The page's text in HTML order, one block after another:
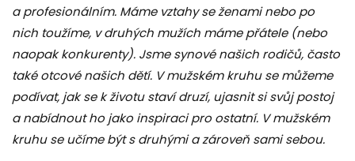
a profesionálním. Máme vztahy se ženami nebo po
nich toužíme, v druhých mužích máme přátele (nebo
naopak konkurenty). Jsme synové našich rodičů, často
také otcové našich dětí. V mužském kruhu se můžeme
podívat, jak se k životu staví druzí, ujasnit si svůj postoj
a nabídnout ho jako inspiraci pro ostatní. V mužském
kruhu se učíme být s druhými a zároveň sami sebou.